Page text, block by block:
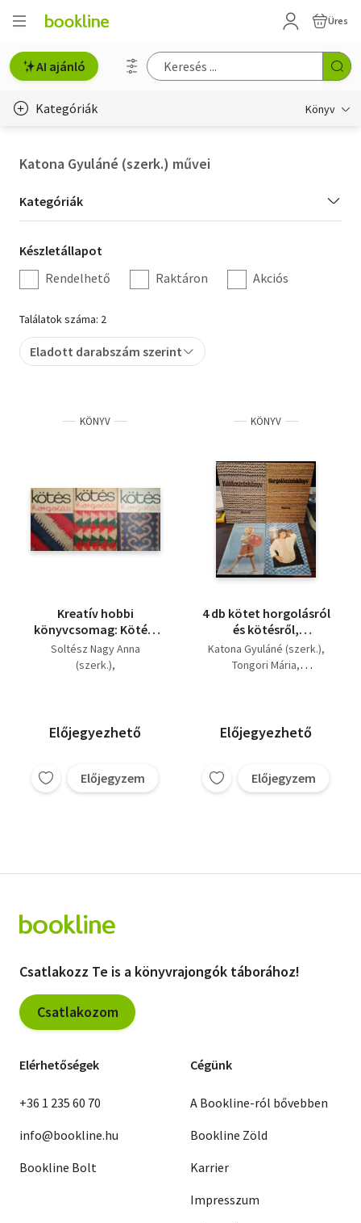
Üres
AI ajánló
Kategóriák Könyv
Hobbi, szabadidő
Irodalom
Művészet
Szakkönyv
Tankönyv, segédkönyv
Természettudomány
Történelem
Katona Gyuláné (szerk.) művei
Kategória
szűrés
Kategóriák
Készletállapot
szűrés
Készletállapot
Rendelhető
Raktáron Akciós
Találatok száma: 2
Eladott darabszám szerint
KÖNYV
Kreatív hobbi
könyvcsomag: Kötés,
horgolás (3db) 1969;
1975; 1977
Soltész Nagy Anna
(szerk.)
Előjegyezhető
Előjegyzem
KÖNYV
4 db kötet horgolásról
és kötésről,
KÖNYVMENTŐ
AJÁNLAT: Gyerekek
Horgolómintakönyv,
Kötőmintakönyv
Katona Gyuláné (szerk.)
Tongori Mária
Előjegyezhető
Előjegyzem
Csatlakozz Te is a könyvrajongók táborához!
Csatlakozom
Elérhetőségek
+36 1 235 60 70
info@bookline.hu
Bookline Bolt
Cégünk
A Bookline-ról bővebben
Bookline Zöld
Karrier
Impresszum